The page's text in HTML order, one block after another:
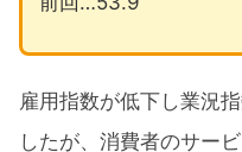
雇用指数が低下し業況
したが、消費者のサー